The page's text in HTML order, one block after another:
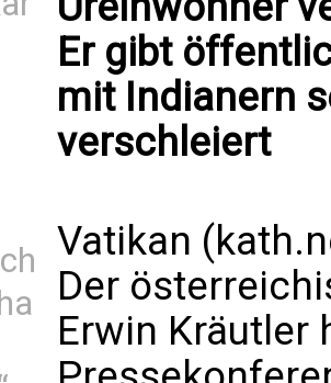
Er gibt
mit Indianern
verschleiert
Vatikan
Der
Erwin Kräutler